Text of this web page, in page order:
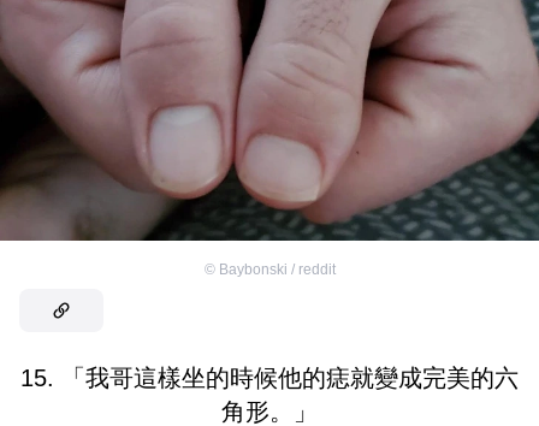
© Baybonski / reddit
15. 「我哥這樣坐的時候他的痣就變成完美的六
角形。」